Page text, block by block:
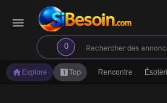
menu
0
search
home Explore looks_oneTop Rencontre